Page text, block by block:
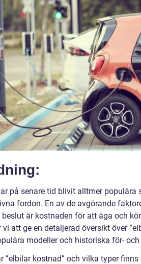
på senare tid blivit alltmer populära
fordon. En av de avgörande
beslut är kostnaden för att äga och
vi att ge en detaljerad översikt över
modeller och historiska för- och
”elbilar kostnad” och vilka typer finns